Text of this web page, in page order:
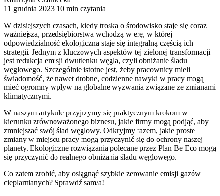
11 grudnia 2023 10 min czytania
W dzisiejszych czasach, kiedy troska o środowisko staje się coraz
ważniejsza, przedsiębiorstwa wchodzą w erę, w której
odpowiedzialność ekologiczna staje się integralną częścią ich
strategii. Jednym z kluczowych aspektów tej zielonej transformacji
jest redukcja emisji dwutlenku węgla, czyli obniżanie śladu
węglowego. Szczególnie istotne jest, żeby pracownicy mieli
świadomość, że nawet drobne, codzienne nawyki w pracy mogą
mieć ogromny wpływ na globalne wyzwania związane ze zmianami
klimatycznymi.
W naszym artykule przyjrzymy się praktycznym krokom w
kierunku zrównoważonego biznesu, jakie firmy mogą podjąć, aby
zmniejszać swój ślad węglowy. Odkryjmy razem, jakie proste
zmiany w miejscu pracy mogą przyczynić się do ochrony naszej
planety. Ekologiczne rozwiązania polecane przez Plan Be Eco mogą
się przyczynić do realnego obniżania śladu węglowego.
Co zatem zrobić, aby osiągnąć szybkie zerowanie emisji gazów
cieplarnianych? Sprawdź sam/a!